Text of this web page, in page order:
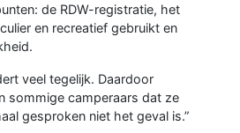
de RDW-registratie, het
en recreatief gebruikt en
veel tegelijk. Daardoor
sommige camperaars dat ze
gesproken niet het geval is.”